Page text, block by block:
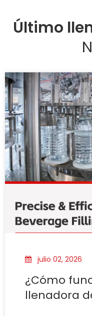
Último
julio 02, 2026
¿Cómo
llenadora